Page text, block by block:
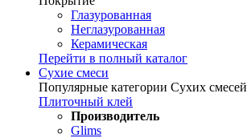
Глазурованная
Неглазурованная
Керамическая
Перейти в полный каталог
Сухие смеси
Популярные категории Сухих смесей
Плиточный клей
Производитель
Glims